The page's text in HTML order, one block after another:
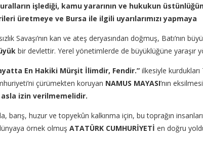
işlediği, kamu yararının ve hukukun
üretmeye ve Bursa ile ilgili uyarılarımızı
Savaşı’nın kan ve ateş deryasından doğmuş, Batı’nın
bir devlettir. Yerel yönetimlerde de büyüklüğüne yaraşır
En Hakiki Mürşit İlimdir, Fendir.” ilkesiyle
çürümekten koruyan NAMUS MAYASI’nın
izin verilmemelidir.
barış, huzur ve topyekûn kalkınma için, bu toprağın
örnek olmuş ATATÜRK CUMHURİYETİ en doğru